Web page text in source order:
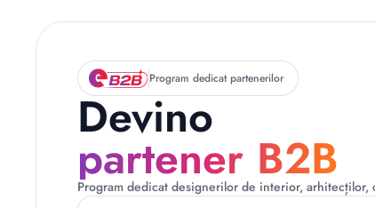
Program dedicat partenerilor
Devino
partener B2B
Program dedicat designerilor de interior,